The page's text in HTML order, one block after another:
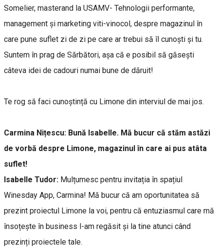
Somelier, masterand la USAMV- Tehnologii performante,
management și marketing viti-vinocol, despre magazinul în
care pune suflet zi de zi pe care ar trebui să îl cunoști și tu.
Suntem în prag de Sărbători, așa că e posibil să găsești
câteva idei de cadouri numai bune de dăruit!
Te rog să faci cunoștință cu Limone din interviul de mai jos.
Carmina Nițescu: Bună Isabelle. Mă bucur că stăm astăzi
de vorbă despre Limone, magazinul în care ai pus atâta
suflet!
Isabelle Tudor: Mulțumesc pentru invitația în spațiul
Winesday App, Carmina! Mă bucur că am oportunitatea să
prezint proiectul Limone la voi, pentru că entuziasmul care mă
însoțește în business l-am regăsit și la tine atunci când
prezinți proiectele tale.